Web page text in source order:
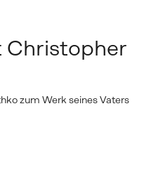
22
Christopher
zum Werk seines Vaters